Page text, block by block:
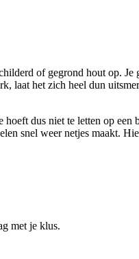
of gegrond hout op.
laat het zich heel dun
dus niet te letten op
snel weer netjes maakt.
met je klus.